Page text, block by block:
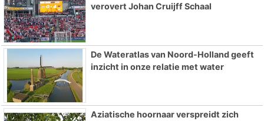
verovert Johan Cruijff Schaal
De Wateratlas van Noord-Holland geeft
inzicht in onze relatie met water
Aziatische hoornaar verspreidt zich